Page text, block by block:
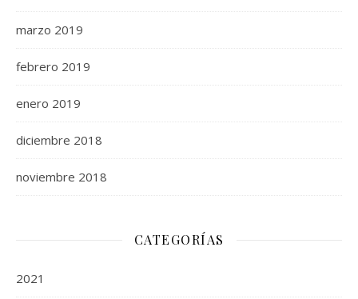
marzo 2019
febrero 2019
enero 2019
diciembre 2018
noviembre 2018
CATEGORÍAS
2021